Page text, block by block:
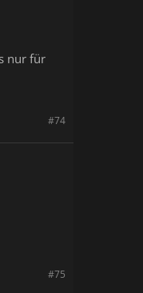
nur für
#74
#75